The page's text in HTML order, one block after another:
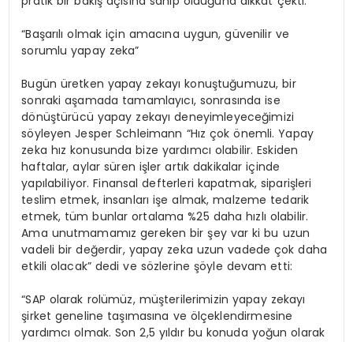
“Başarılı olmak için amacına uygun, güvenilir ve
sorumlu yapay zeka”
Bugün üretken yapay zekayı konuştuğumuzu, bir
sonraki aşamada tamamlayıcı, sonrasında ise
dönüştürücü yapay zekayı deneyimleyeceğimizi
söyleyen Jesper Schleimann “Hız çok önemli. Yapay
zeka hız konusunda bize yardımcı olabilir. Eskiden
haftalar, aylar süren işler artık dakikalar içinde
yapılabiliyor. Finansal defterleri kapatmak, siparişleri
teslim etmek, insanları işe almak, malzeme tedarik
etmek, tüm bunlar ortalama %25 daha hızlı olabilir.
Ama unutmamamız gereken bir şey var ki bu uzun
vadeli bir değerdir, yapay zeka uzun vadede çok daha
etkili olacak” dedi ve sözlerine şöyle devam etti:
“SAP olarak rolümüz, müşterilerimizin yapay zekayı
şirket geneline taşımasına ve ölçeklendirmesine
yardımcı olmak. Son 2,5 yıldır bu konuda yoğun olarak